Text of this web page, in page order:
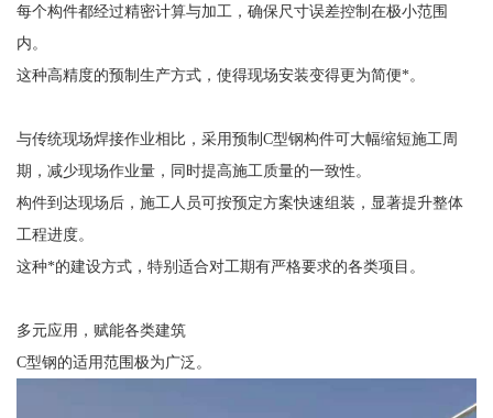
每个构件都经过精密计算与加工，确保尺寸误差控制在极小范围
内。
这种高精度的预制生产方式，使得现场安装变得更为简便*。
与传统现场焊接作业相比，采用预制C型钢构件可大幅缩短施工周
期，减少现场作业量，同时提高施工质量的一致性。
构件到达现场后，施工人员可按预定方案快速组装，显著提升整体
工程进度。
这种*的建设方式，特别适合对工期有严格要求的各类项目。
多元应用，赋能各类建筑
C型钢的适用范围极为广泛。